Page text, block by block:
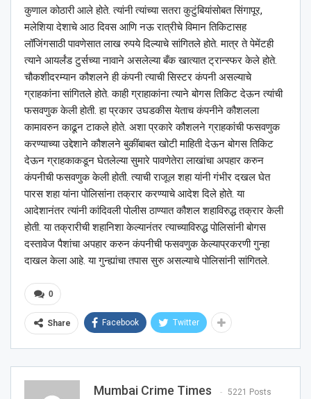
कुणाल कोठारी आले होते. त्यांनी त्यांच्या सतरा कुटुंबियांसोबत सिंगापूर,
मलेशिया देशाचे आठ दिवस आणि नऊ रात्रीचे विमान तिकिटासह
लॉजिंगसाठी पावणेसात लाख रुपये दिल्याचे सांगितले होते. मात्र ते पेमेंटही
त्याने आयर्लंड टुर्सच्या नावाने असलेल्या बँक खात्यात ट्रान्स्फर केले होते.
चौकशीदरम्यान कौशलने ही कंपनी त्याची सिस्टर कंपनी असल्याचे
ग्राहकांना सांगितले होते. काही ग्राहाकांना त्याने बोगस तिकिट देऊन त्यांची
फसवणुक केली होती. हा प्रकार उघडकीस येताच कंपनीने कौशलला
कामावरुन काढून टाकले होते. अशा प्रकारे कौशलने ग्राहकांची फसवणुक
करण्याच्या उद्देशाने कौशलने बुकींबाबत खोटी माहिती देऊन बोगस तिकिट
देऊन ग्राहकाकडून घेतलेल्या सुमारे पावणेतेरा लाखांचा अपहार करुन
कंपनीची फसवणुक केली होती. त्याची राजूल शहा यांनी गंभीर दखल घेत
पारस शहा यांना पोलिसांना तक्रार करण्याचे आदेश दिले होते. या
आदेशानंतर त्यांनी कांदिवली पोलीस ठाण्यात कौशल शहाविरुद्ध तक्रार केली
होती. या तक्रारीची शहानिशा केल्यानंतर त्याच्याविरुद्ध पोलिसांनी बोगस
दस्तावेज पैशांचा अपहार करुन कंपनीची फसवणुक केल्याप्रकरणी गुन्हा
दाखल केला आहे. या गुन्ह्यांचा तपास सुरु असल्याचे पोलिसांनी सांगितले.
0
Share Facebook Twitter
Mumbai Crime Times 5221 Posts